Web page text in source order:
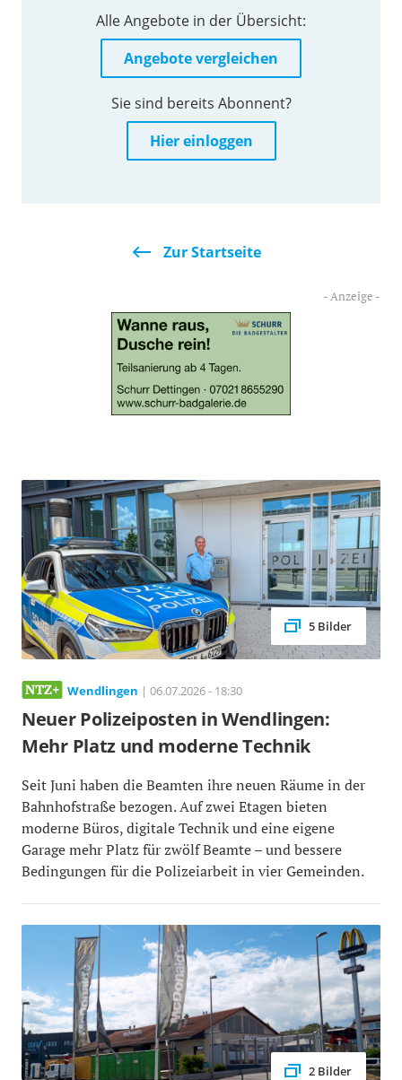
Alle Angebote in der Übersicht:
Angebote vergleichen
Sie sind bereits Abonnent?
Hier einloggen
Zur Startseite
5 Bilder
Wendlingen | 06.07.2026 - 18:30
Neuer Polizeiposten in Wendlingen:
Mehr Platz und moderne Technik
Seit Juni haben die Beamten ihre neuen Räume in der
Bahnhofstraße bezogen. Auf zwei Etagen bieten
moderne Büros, digitale Technik und eine eigene
Garage mehr Platz für zwölf Beamte – und bessere
Bedingungen für die Polizeiarbeit in vier Gemeinden.
2 Bilder